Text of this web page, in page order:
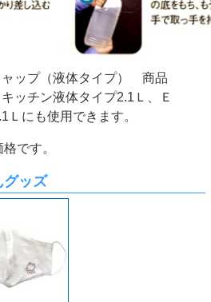
ップ（液体タイプ） 商品
ッチン液体タイプ2.1Ｌ、Ｅ
Ｌにも使用できます。
です。
グッズ